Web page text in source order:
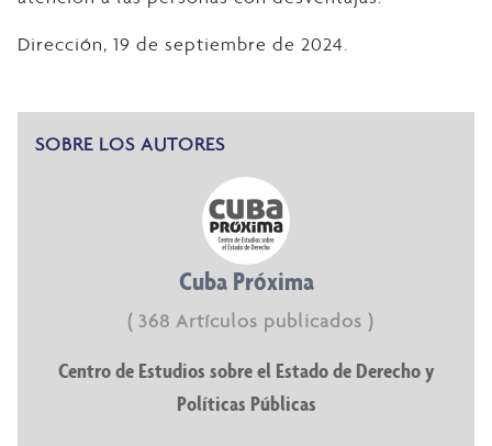
Dirección, 19 de septiembre de 2024.
SOBRE LOS AUTORES
Cuba Próxima
( 368 Artículos publicados )
Centro de Estudios sobre el Estado de Derecho y
Políticas Públicas